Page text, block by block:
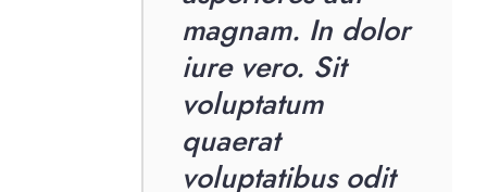
magnam. In dolor
iure vero. Sit
voluptatum
quaerat
voluptatibus odit